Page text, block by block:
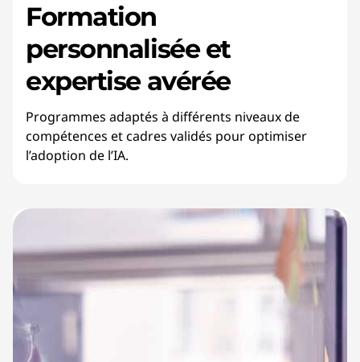
Formation
personnalisée et
expertise avérée
Programmes adaptés à différents niveaux de
compétences et cadres validés pour optimiser
l’adoption de l’IA.